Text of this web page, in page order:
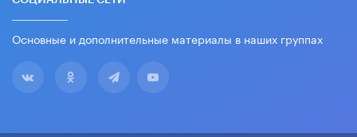
Основные и дополнительные материалы в наших группах